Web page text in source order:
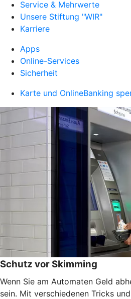
Service & Mehrwerte
Unsere Stiftung "WIR"
Karriere
Apps
Online-Services
Sicherheit
Karte und OnlineBanking
Schutz vor Skimming
Wenn Sie am Automaten Geld
sein. Mit verschiedenen Tricks